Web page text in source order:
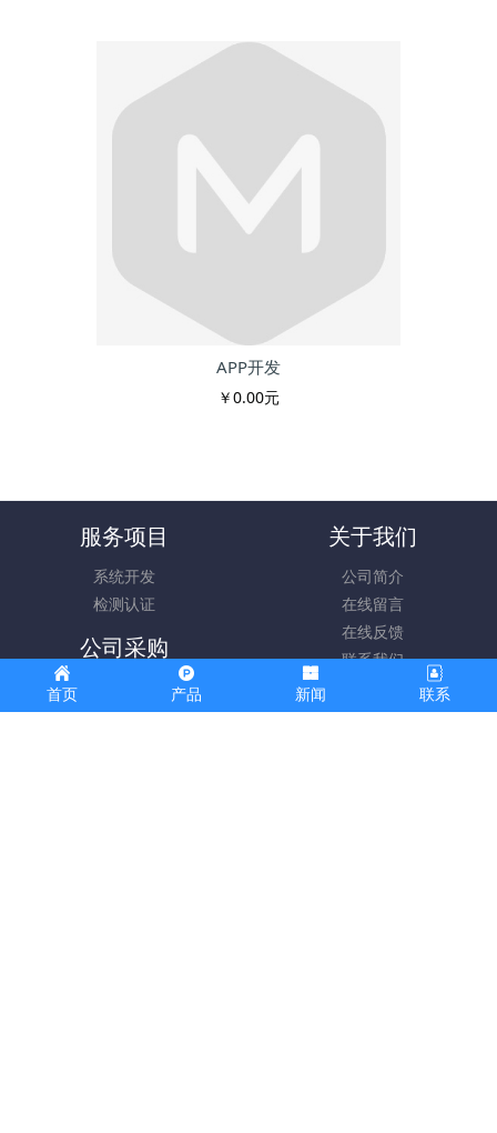
APP开发
￥0.00元
服务项目
系统开发
检测认证
关于我们
公司简介
在线留言
在线反馈
联系我们
公司采购
办公用品
首页 产品 新闻 联系